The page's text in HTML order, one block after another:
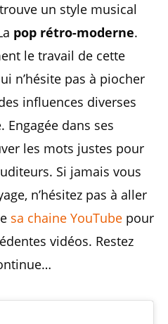
un style musical
pop rétro-moderne.
le travail de cette
n’hésite pas à piocher
influences diverses
dans ses
les mots justes pour
Si jamais vous
n’hésitez pas à aller
sa chaine YouTube pour
vidéos. Restez